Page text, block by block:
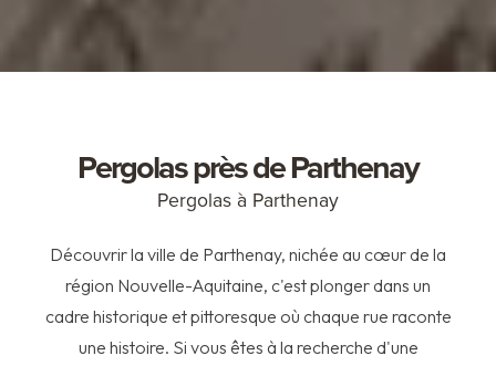
Pergolas près de Parthenay
Pergolas à Parthenay
Découvrir la ville de Parthenay, nichée au cœur de la
région Nouvelle-Aquitaine, c'est plonger dans un
cadre historique et pittoresque où chaque rue raconte
une histoire. Si vous êtes à la recherche d'une